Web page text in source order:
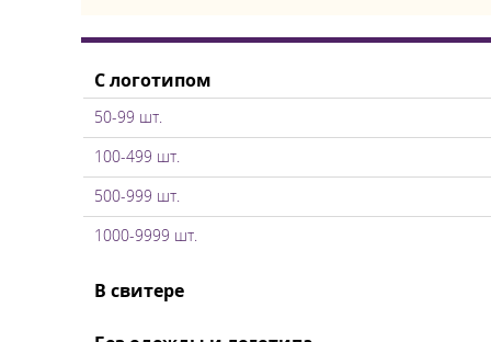
С логотипом
50-99 шт.
100-499 шт.
500-999 шт.
1000-9999 шт.
В свитере